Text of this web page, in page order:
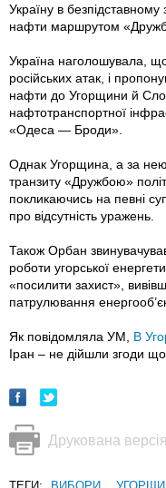
Україну в безпідставному
нафти маршрутом
Україна наголошувала,
російських атак, і
нафти до Угорщини й
нафтотранспортної
«Одеса — Броди».
Однак Угорщина, а за
транзиту «Дружбою»
покликаючись на певні
про відсутність уражень.
Також Орбан
роботи угорської
«посилити захист»,
патрулювання
Як повідомляла УМ, В
Іран – не дійшли згоди
Друкована версія